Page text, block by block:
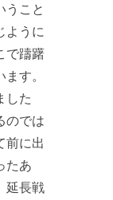
うこと
ように
で躊躇
す。
した
のでは
前に出
たあ
延長戦